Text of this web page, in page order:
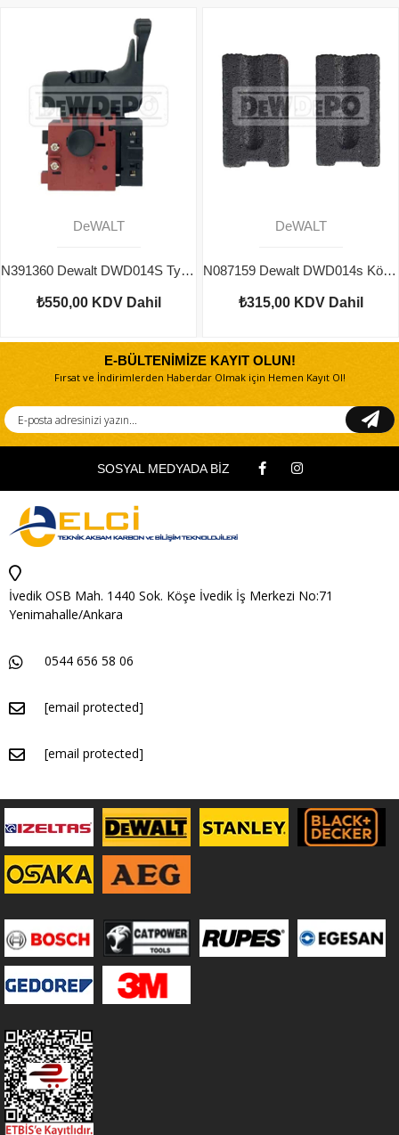
DeWALT
N391360 Dewalt DWD014S Type 1 Şalter
₺550,00 KDV Dahil
DeWALT
N087159 Dewalt DWD014s Kömür Çifti
₺315,00 KDV Dahil
E-BÜLTENİMİZE KAYIT OLUN!
Fırsat ve İndirimlerden Haberdar Olmak için Hemen Kayıt Ol!
SOSYAL MEDYADA BİZ
İvedik OSB Mah. 1440 Sok. Köşe İvedik İş Merkezi No:71
Yenimahalle/Ankara
0544 656 58 06
[email protected]
[email protected]